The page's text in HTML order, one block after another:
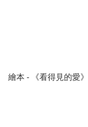
繪本 - 《看得見的愛》